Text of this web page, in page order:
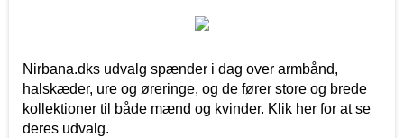
Nirbana.dks udvalg spænder i dag over armbånd,
halskæder, ure og øreringe, og de fører store og brede
kollektioner til både mænd og kvinder. Klik her for at se
deres udvalg.